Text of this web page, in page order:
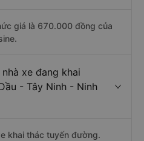
giá là 670.000 đồng của
xe đang khai
- Tây Ninh - Ninh
khai thác tuyến đường.